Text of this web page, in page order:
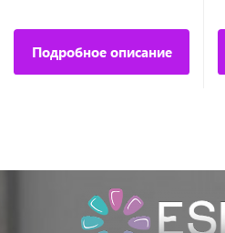
Подробное описание